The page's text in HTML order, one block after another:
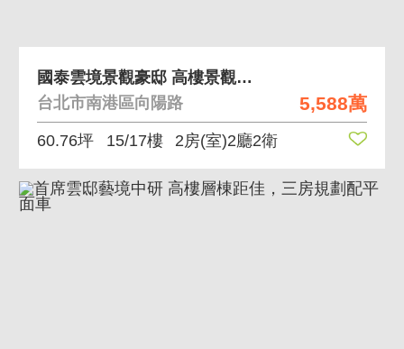
5,588萬
國泰雲境景觀豪邸 高樓景觀方正格局國泰建設
台北市南港區向陽路
60.76坪 15/17樓 2房(室)2廳2衛